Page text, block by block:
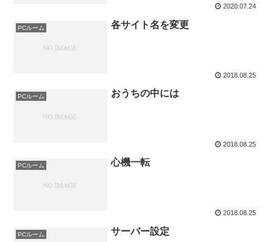
2020.07.24
PCルーム 各サイト名を変更
2018.08.25
PCルーム おうちの中には
2018.08.25
PCルーム 心機一転
2018.08.25
PCルーム サーバー設定